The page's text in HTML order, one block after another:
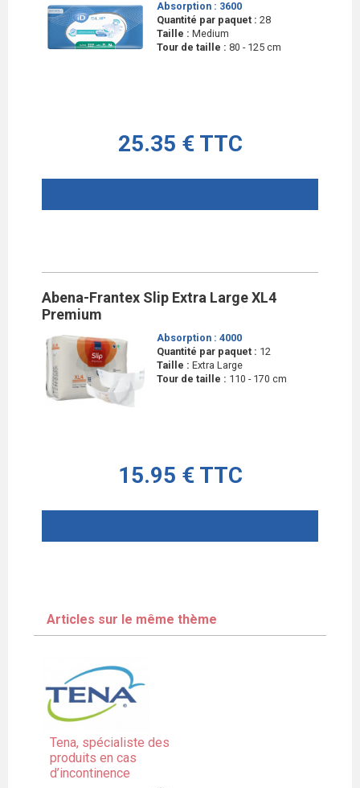
Absorption : 3600
Quantité par paquet : 28
Taille : Medium
Tour de taille : 80 - 125 cm
25.35 € TTC
Abena-Frantex Slip Extra Large XL4
Premium
Absorption : 4000
Quantité par paquet : 12
Taille : Extra Large
Tour de taille : 110 - 170 cm
15.95 € TTC
Articles sur le même thème
Tena, spécialiste des
produits en cas
d’incontinence